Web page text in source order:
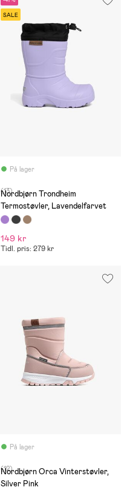
SALE
På lager
(13)
Nordbjørn Trondheim
Termostøvler, Lavendelfarvet
149 kr
Tidl. pris: 279 kr
På lager
(12)
Nordbjørn Orca Vinterstøvler,
Silver Pink